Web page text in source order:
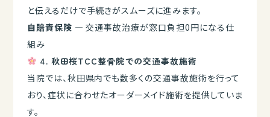
と伝えるだけで手続きがスムーズに進みます。
自賠責保険 — 交通事故治療が窓口負担0円になる仕
組み
4. 秋田桜TCC整骨院での交通事故施術
当院では、秋田県内でも数多くの交通事故施術を行って
おり、症状に合わせたオーダーメイド施術を提供していま
す。